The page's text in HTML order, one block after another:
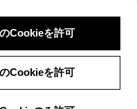
Cookieを許可
Cookieを許可
ン 検索 メニュー